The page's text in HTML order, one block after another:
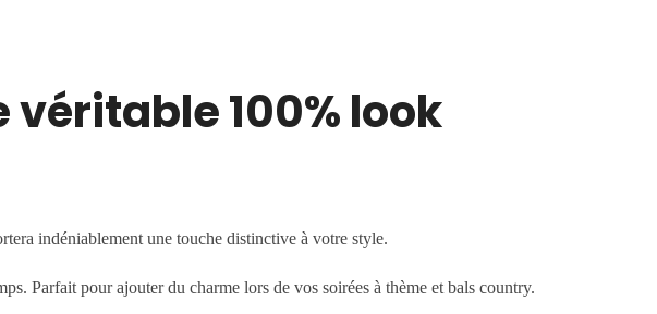
100% look
indéniablement une touche distinctive à votre style.
Parfait pour ajouter du charme lors de vos soirées à thème et bals country.